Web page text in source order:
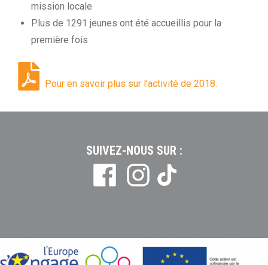
mission locale
Plus de 1291 jeunes ont été accueillis pour la
première fois
Pour en savoir plus sur l’activité de 2018.
SUIVEZ-NOUS SUR :
Tiktok